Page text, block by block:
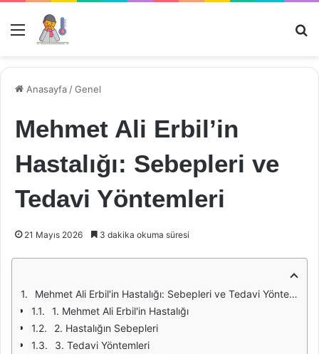
Menü
Anasayfa /Genel
Mehmet Ali Erbil’in
Hastalığı: Sebepleri ve
Tedavi Yöntemleri
21 Mayıs 2026 3 dakika okuma süresi
Mehmet Ali Erbil'in Hastalığı: Sebepleri ve Tedavi Yöntemleri
1. Mehmet Ali Erbil'in Hastalığı
2. Hastalığın Sebepleri
3. Tedavi Yöntemleri